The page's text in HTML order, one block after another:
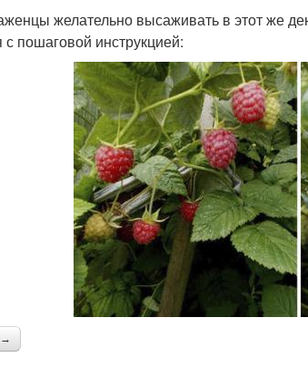
желательно высаживать в этот же
с пошаговой инструкцией:
→